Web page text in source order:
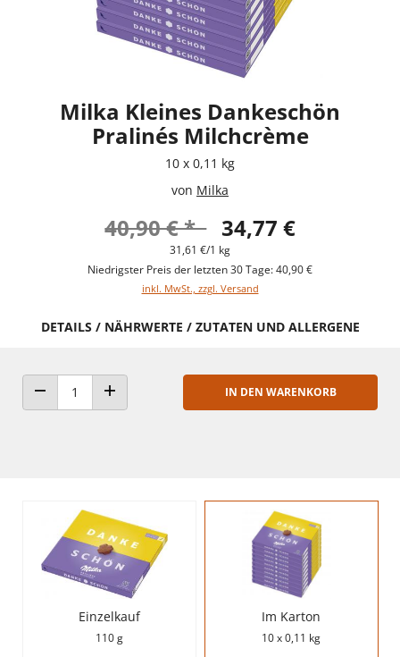
Milka Kleines Dankeschön
Pralinés Milchcrème
10 x 0,11 kg
von Milka
40,90 € * 34,77 €
31,61 €/1 kg
Niedrigster Preis der letzten 30 Tage: 40,90 €
inkl. MwSt., zzgl. Versand
DETAILS / NÄHRWERTE / ZUTATEN UND ALLERGENE
ANZAHL VERRINGERNANZAHL ERHÖHEN
IN DEN WARENKORB
Einzelkauf
110 g
Im Karton
10 x 0,11 kg